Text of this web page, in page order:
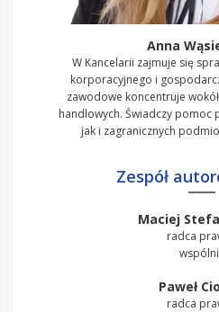
Anna
W Kancelarii zajmuje się
korporacyjnego i
zawodowe koncentruje
handlowych. Świadczy pomoc
jak i zagranicznych
Zespół
Maciej
radca
Paweł
radca